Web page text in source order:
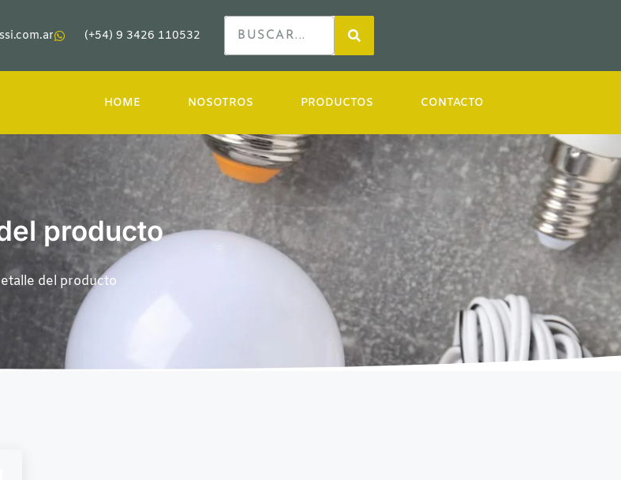
(+54) 9 3426 110532
HOME NOSOTROS PRODUCTOS CONTACTO
producto
del producto